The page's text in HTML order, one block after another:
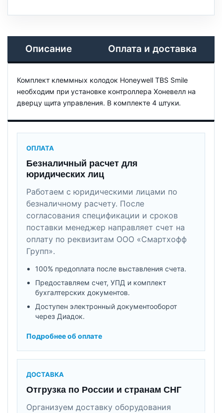
Описание Оплата и доставка
Комплект клеммных колодок Honeywell TBS Smile
необходим при установке контроллера Хоневелл на
дверцу щита управления. В комплекте 4 штуки.
ОПЛАТА
Безналичный расчет для
юридических лиц
Работаем с юридическими лицами по
безналичному расчету. После
согласования спецификации и сроков
поставки менеджер направляет счет на
оплату по реквизитам ООО «Смартхофф
Групп».
100% предоплата после выставления счета.
Предоставляем счет, УПД и комплект
бухгалтерских документов.
Доступен электронный документооборот
через Диадок.
Подробнее об оплате
ДОСТАВКА
Отгрузка по России и странам СНГ
Организуем доставку оборудования